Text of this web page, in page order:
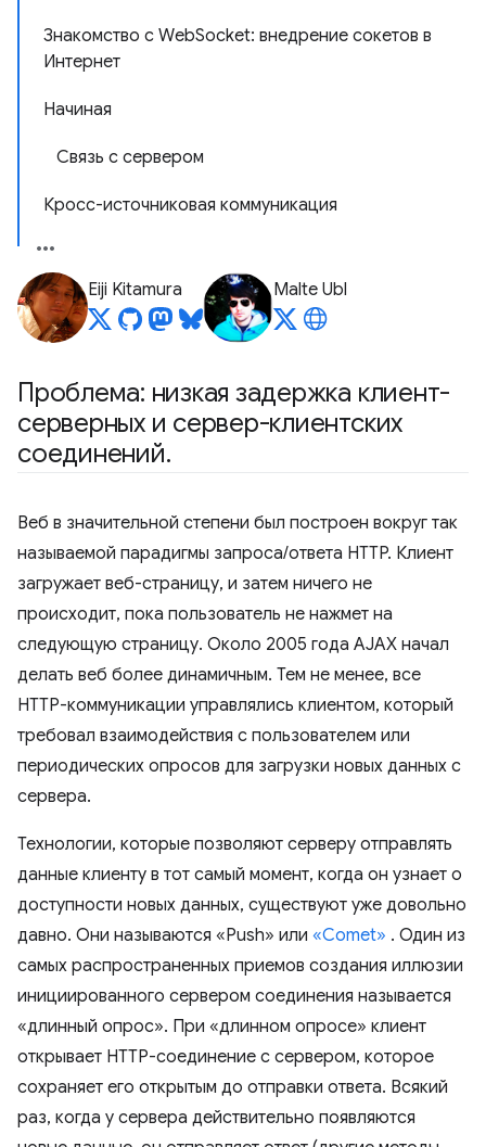
Знакомство с WebSocket: внедрение сокетов в
Интернет
Начиная
Связь с сервером
Кросс-источниковая коммуникация
Eiji Kitamura Malte Ubl
Проблема: низкая задержка клиент-
серверных и сервер-клиентских
соединений.
Веб в значительной степени был построен вокруг так
называемой парадигмы запроса/ответа HTTP. Клиент
загружает веб-страницу, и затем ничего не
происходит, пока пользователь не нажмет на
следующую страницу. Около 2005 года AJAX начал
делать веб более динамичным. Тем не менее, все
HTTP-коммуникации управлялись клиентом, который
требовал взаимодействия с пользователем или
периодических опросов для загрузки новых данных с
сервера.
Технологии, которые позволяют серверу отправлять
данные клиенту в тот самый момент, когда он узнает о
доступности новых данных, существуют уже довольно
давно. Они называются «Push» или «Comet» . Один из
самых распространенных приемов создания иллюзии
инициированного сервером соединения называется
«длинный опрос». При «длинном опросе» клиент
открывает HTTP-соединение с сервером, которое
сохраняет его открытым до отправки ответа. Всякий
раз, когда у сервера действительно появляются